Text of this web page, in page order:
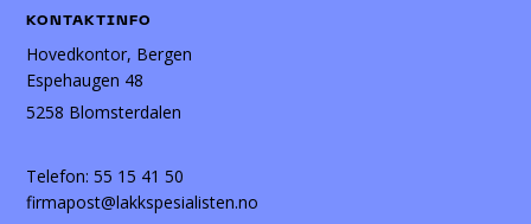
KONTAKTINFO
Hovedkontor, Bergen
Espehaugen 48
5258 Blomsterdalen
Telefon:55 15 41 50
firmapost@lakkspesialisten.no